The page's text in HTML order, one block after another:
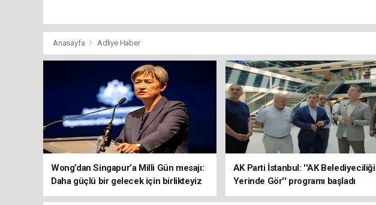
Anasayfa Adliye Haber
Wong’dan Singapur’a Milli Gün mesajı:
Daha güçlü bir gelecek için birlikteyiz
AK Parti İstanbul: ''AK Belediyeciliği
Yerinde Gör'' programı başladı